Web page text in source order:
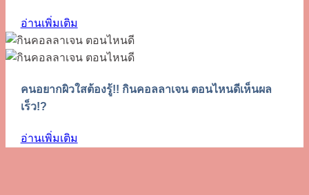
อ่านเพิ่มเติม
คนอยากผิวใสต้องรู้!! กินคอลลาเจน ตอนไหนดีเห็นผล
เร็ว!?
อ่านเพิ่มเติม